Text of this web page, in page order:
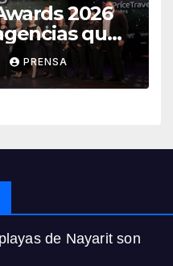
2026
que
del
PRENSA
de Nayarit son